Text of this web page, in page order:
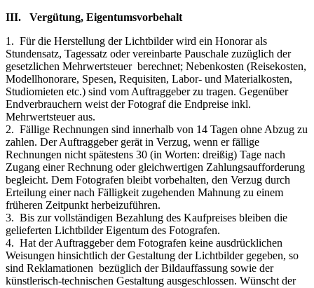
III. Vergütung, Eigentumsvorbehalt
1. Für die Herstellung der Lichtbilder wird ein Honorar als
Stundensatz, Tagessatz oder vereinbarte Pauschale zuzüglich der
gesetzlichen Mehrwertsteuer berechnet; Nebenkosten (Reisekosten,
Modellhonorare, Spesen, Requisiten, Labor- und Materialkosten,
Studiomieten etc.) sind vom Auftraggeber zu tragen. Gegenüber
Endverbrauchern weist der Fotograf die Endpreise inkl.
Mehrwertsteuer aus.
2. Fällige Rechnungen sind innerhalb von 14 Tagen ohne Abzug zu
zahlen. Der Auftraggeber gerät in Verzug, wenn er fällige
Rechnungen nicht spätestens 30 (in Worten: dreißig) Tage nach
Zugang einer Rechnung oder gleichwertigen Zahlungsaufforderung
begleicht. Dem Fotografen bleibt vorbehalten, den Verzug durch
Erteilung einer nach Fälligkeit zugehenden Mahnung zu einem
früheren Zeitpunkt herbeizuführen.
3. Bis zur vollständigen Bezahlung des Kaufpreises bleiben die
gelieferten Lichtbilder Eigentum des Fotografen.
4. Hat der Auftraggeber dem Fotografen keine ausdrücklichen
Weisungen hinsichtlich der Gestaltung der Lichtbilder gegeben, so
sind Reklamationen bezüglich der Bildauffassung sowie der
künstlerisch-technischen Gestaltung ausgeschlossen. Wünscht der